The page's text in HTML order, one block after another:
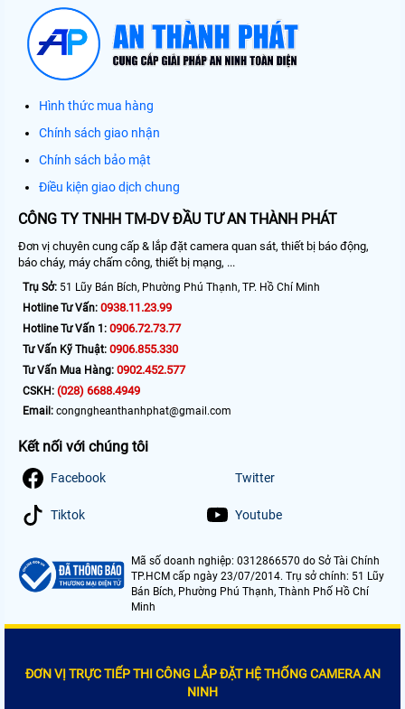
Hình thức mua hàng
Chính sách giao nhận
Chính sách bảo mật
Điều kiện giao dịch chung
CÔNG TY TNHH TM-DV ĐẦU TƯ AN THÀNH PHÁT
Đơn vị chuyên cung cấp & lắp đặt camera quan sát, thiết bị báo động,
báo cháy, máy chấm công, thiết bị mạng, ...
Trụ Sở: 51 Lũy Bán Bích, Phường Phú Thạnh, TP. Hồ Chí Minh
Hotline Tư Vấn: 0938.11.23.99
Hotline Tư Vấn 1: 0906.72.73.77
Tư Vấn Kỹ Thuật: 0906.855.330
Tư Vấn Mua Hàng: 0902.452.577
CSKH: (028) 6688.4949
Email: congngheanthanhphat@gmail.com
Kết nối với chúng tôi
Facebook Twitter
Tiktok Youtube
Mã số doanh nghiệp: 0312866570 do Sở Tài Chính
TP.HCM cấp ngày 23/07/2014. Trụ sở chính: 51 Lũy
Bán Bích, Phường Phú Thạnh, Thành Phố Hồ Chí
Minh
ĐƠN VỊ TRỰC TIẾP THI CÔNG LẮP ĐẶT HỆ THỐNG CAMERA AN
NINH